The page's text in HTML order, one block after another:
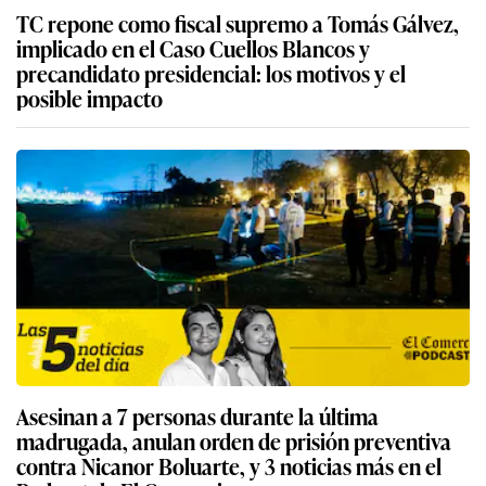
TC repone como fiscal supremo a Tomás Gálvez,
implicado en el Caso Cuellos Blancos y
precandidato presidencial: los motivos y el
posible impacto
Asesinan a 7 personas durante la última
madrugada, anulan orden de prisión preventiva
contra Nicanor Boluarte, y 3 noticias más en el